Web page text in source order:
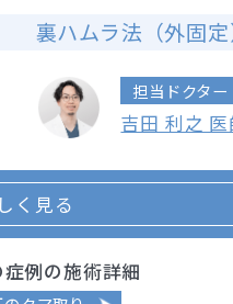
裏ハムラ法（外固定
担当ドクター
吉田 利之 医
く見る
症例の施術詳細